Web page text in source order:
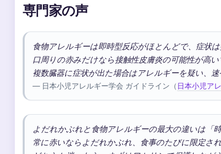
専門家の声
食物アレルギーは即時型反応がほとんどで、症状
口周りの赤みだけなら接触性皮膚炎の可能性が高
複数臓器に症状が出た場合はアレルギーを疑い、
— 日本小児アレルギー学会 ガイドライン（ 日本小児ア
よだれかぶれと食物アレルギーの最大の違いは「
常に赤いならよだれかぶれ、食事のたびに限定さ